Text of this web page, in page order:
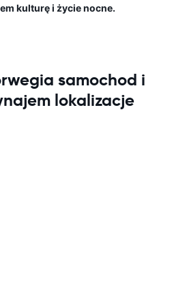
kulturę i życie nocne.
samochod i
lokalizacje